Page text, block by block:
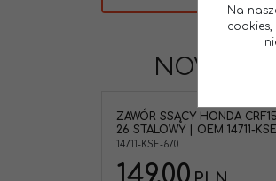
NOWOŚCI
ZAWÓR SSĄCY HONDA
26 STALOWY | OEM 14711-
14711-KSE-670
Na